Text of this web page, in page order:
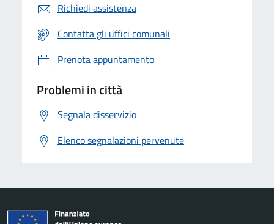
Richiedi assistenza
Contatta gli uffici comunali
Prenota appuntamento
Problemi in città
Segnala disservizio
Elenco segnalazioni pervenute